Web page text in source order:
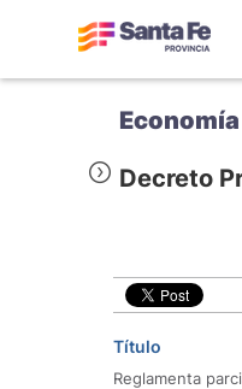
Economía
Decreto
Título
Reglamenta